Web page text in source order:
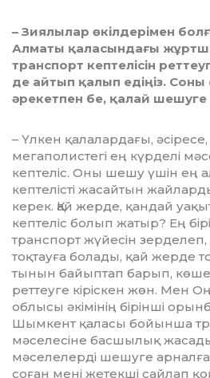
– Зиялылар өкілдерімен
Алматы қаласындағы
транспорт кептелісін
де айтып қалып едіңіз. Соны
әрекетпен бе, қалай
– Үлкен қалалардағы,
мегаполистегі ең күрделі
кептеліс. Оны шешу үшін ең
кептелісті жасайтын
керек. Қай жерде, қандай
кептеліс болып жатыр? Ең
транспорт жүйе­сін
тоқтауға болады, қай жерде
тынын байыптап барып,
реттеуге кіріскен жөн. Мен
облысы әкімінің бірін­ші
Шымкент қаласы бойынша
мәселесіне басшылық
мәселелерді шешуге
соған мені же­тек­­ші сайлап